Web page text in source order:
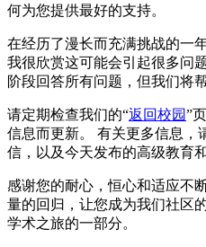
何为您提供最好的支持。
在经历了漫长而充满挑战的一
我很欣赏这可能会引起很多问
阶段回答所有问题，但我们将
请定期检查我们的“返回校园”
信息而更新。 有关更多信息，
信，以及今天发布的高级教育
感谢您的耐心，恒心和适应不
量的回归，让您成为我们社区
学术之旅的一部分。